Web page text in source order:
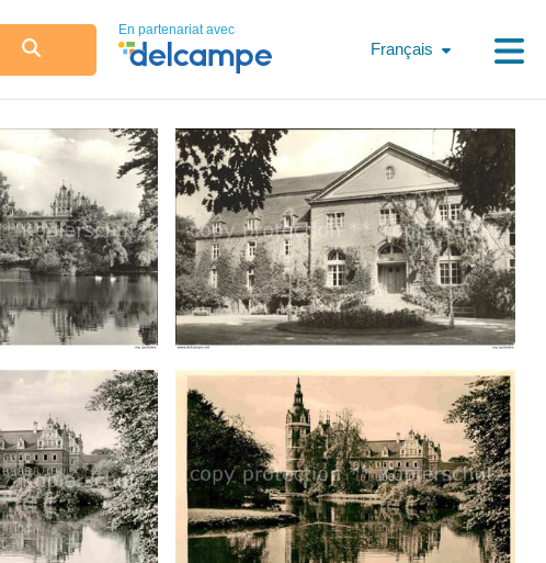
En partenariat avec
Français